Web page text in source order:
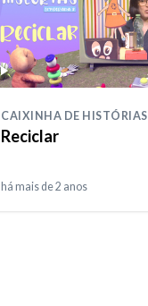
CAIXINHA DE HISTÓRIAS
Reciclar
há mais de 2 anos